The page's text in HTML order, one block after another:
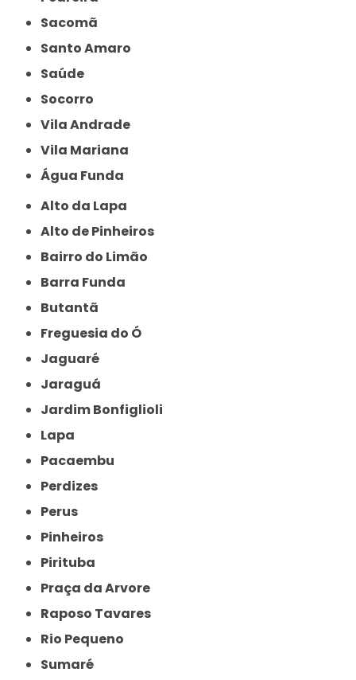
Sacomã
Santo Amaro
Saúde
Socorro
Vila Andrade
Vila Mariana
Água Funda
Alto da Lapa
Alto de Pinheiros
Bairro do Limão
Barra Funda
Butantã
Freguesia do Ó
Jaguaré
Jaraguá
Jardim Bonfiglioli
Lapa
Pacaembu
Perdizes
Perus
Pinheiros
Pirituba
Praça da Arvore
Raposo Tavares
Rio Pequeno
Sumaré